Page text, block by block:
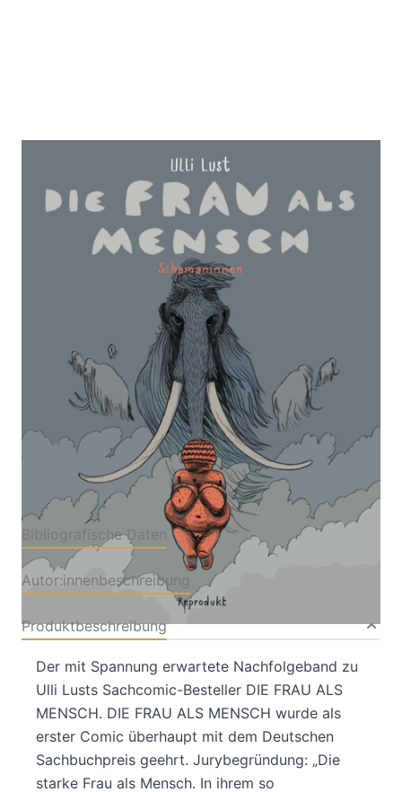
Die Frau als Mensch 2
Zur Wunschliste hinzufügen
Verlag: Reprodukt 23.02.2026
304 Seiten
Hardcover
ISBN: 978-3-
95640494-8
Bibliografische Daten
Autor:innenbeschreibung
Produktbeschreibung
Der mit Spannung erwartete Nachfolgeband zu
Ulli Lusts Sachcomic-Besteller DIE FRAU ALS
MENSCH. DIE FRAU ALS MENSCH wurde als
erster Comic überhaupt mit dem Deutschen
Sachbuchpreis geehrt. Jurybegründung: „Die
starke Frau als Mensch. In ihrem so